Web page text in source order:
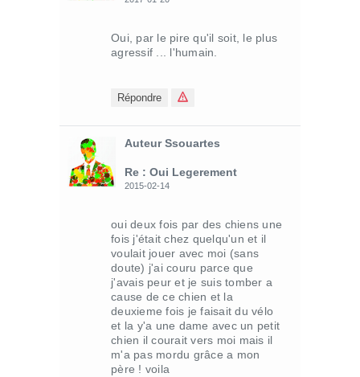
Oui, par le pire qu'il soit, le plus
agressif ... l'humain.
Répondre
Auteur Ssouartes
Re : Oui Legerement
2015-02-14
oui deux fois par des chiens une
fois j'était chez quelqu'un et il
voulait jouer avec moi (sans
doute) j'ai couru parce que
j'avais peur et je suis tomber a
cause de ce chien et la
deuxieme fois je faisait du vélo
et la y'a une dame avec un petit
chien il courait vers moi mais il
m'a pas mordu grâce a mon
père ! voila